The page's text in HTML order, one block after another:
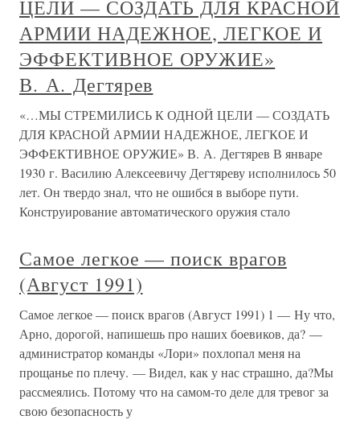
ЦЕЛИ — СОЗДАТЬ ДЛЯ КРАСНОЙ
АРМИИ НАДЕЖНОЕ, ЛЕГКОЕ И
ЭФФЕКТИВНОЕ ОРУЖИЕ»
В. А. Дегтярев
«…МЫ СТРЕМИЛИСЬ К ОДНОЙ ЦЕЛИ — СОЗДАТЬ
ДЛЯ КРАСНОЙ АРМИИ НАДЕЖНОЕ, ЛЕГКОЕ И
ЭФФЕКТИВНОЕ ОРУЖИЕ» В. А. Дегтярев В январе
1930 г. Василию Алексеевичу Дегтяреву исполнилось 50
лет. Он твердо знал, что не ошибся в выборе пути.
Конструирование автоматического оружия стало
Самое легкое — поиск врагов
(Август 1991)
Самое легкое — поиск врагов (Август 1991) 1 — Ну что,
Арно, дорогой, напишешь про наших боевиков, да? —
администратор команды «Лори» похлопал меня на
прощанье по плечу. — Видел, как у нас страшно, да?Мы
рассмеялись. Потому что на самом-то деле для тревог за
свою безопасность у